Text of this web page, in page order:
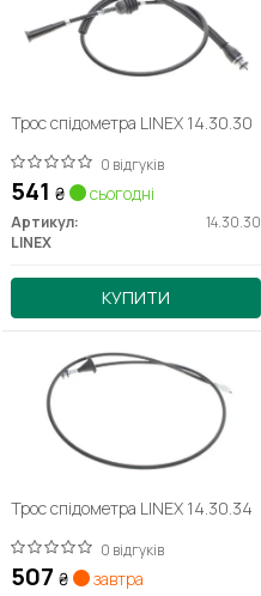
Трос спідометра LINEX 14.30.30
0 відгуків
541 ₴ сьогодні
Артикул:
14.30.30
LINEX
КУПИТИ
Трос спідометра LINEX 14.30.34
0 відгуків
507 ₴ завтра